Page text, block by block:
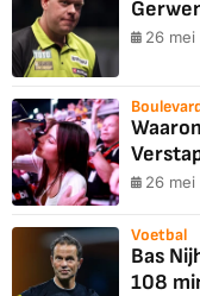
26
26 mei
Voetbal
Bas
108